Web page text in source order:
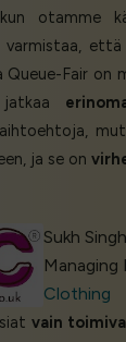
otamme
varmistaa,
Queue-Fair on
jatkaa
ja se on
Sukh Singh
Clothing
vain